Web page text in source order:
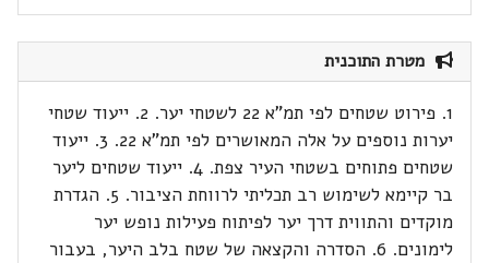
מטרת התוכנית
1. פירוט שטחים לפי תמ"א 22 לשטחי יער. 2. ייעוד שטחי
יערות נוספים על אלה המאושרים לפי תמ"א 22. 3. ייעוד
שטחים פתוחים בשטחי העיר צפת. 4. ייעוד שטחים ליער
בר קיימא לשימוש רב תכליתי לרווחת הציבור. 5. הגדרת
מוקדים והתווית דרך יער לפיתוח פעילות נופש יער
לימונים. 6. הסדרה והקצאה של שטח בלב היער, בעבור